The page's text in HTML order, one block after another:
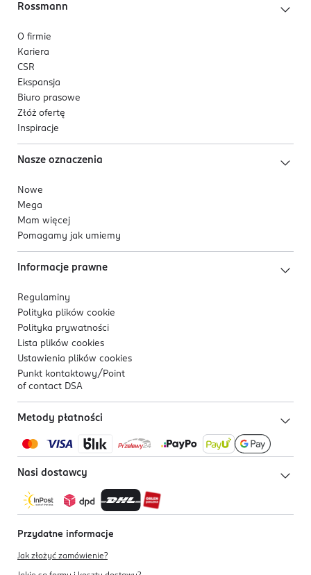
Rossmann
O firmie
Kariera
CSR
Ekspansja
Biuro prasowe
Złóż ofertę
Inspiracje
Nasze oznaczenia
Nowe
Mega
Mam więcej
Pomagamy jak umiemy
Informacje prawne
Regulaminy
Polityka plików cookie
Polityka prywatności
Lista plików cookies
Ustawienia plików cookies
Punkt kontaktowy/ Point
of contact DSA
Metody płatności
Nasi dostawcy
Przydatne informacje
Jak złożyć zamówienie?